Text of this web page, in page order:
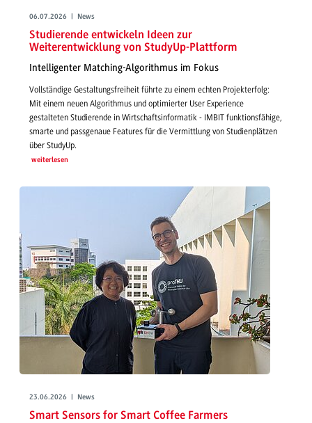
06.07.2026 | News
Studierende entwickeln Ideen zur
Weiterentwicklung von StudyUp-Plattform
Intelligenter Matching-Algorithmus im Fokus
Vollständige Gestaltungsfreiheit führte zu einem echten Projekterfolg:
Mit einem neuen Algorithmus und optimierter User Experience
gestalteten Studierende in Wirtschaftsinformatik - IMBIT funktionsfähige,
smarte und passgenaue Features für die Vermittlung von Studienplätzen
über StudyUp.
weiterlesen
23.06.2026 | News
Smart Sensors for Smart Coffee Farmers